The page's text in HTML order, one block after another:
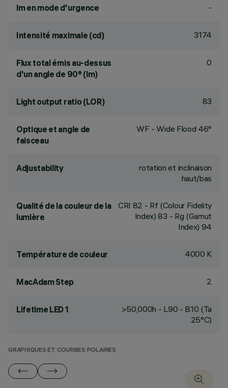
lm en mode d'urgence -
Intensité maximale (cd) 3174
Flux total émis au-dessus
d'un angle de 90° (lm)
0
Light output ratio (LOR) 83
Optique et angle de
faisceau
WF - Wide Flood 46°
Adjustability
rotation et inclinaison
haut/bas
Qualité de la couleur de la
lumière
CRI 82 - Rf (Colour Fidelity
Index) 83 - Rg (Gamut
Index) 94
Température de couleur 4000 K
MacAdam Step 2
Lifetime LED 1
>50,000h - L90 - B10 (Ta
25°C)
GRAPHIQUES ET COURBES POLAIRES